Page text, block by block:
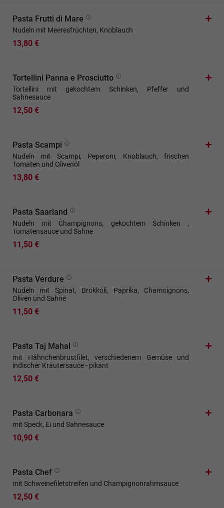
Pasta Frutti di Mare
Nudeln mit Meeresfrüchten, Knoblauch
13,80 €
Tortellini Panna e Prosciutto
Tortellini mit gekochtem Schinken, Pfeffer und
Sahnesauce
12,50 €
Pasta Scampi
Nudeln mit Scampi, Peperoni, Knoblauch, frischen
Tomaten und Olivenöl
13,80 €
Pasta Saarland
Nudeln mit Champignons, gekochtem Schinken ,
Tomatensauce und Sahne
11,50 €
Pasta Verdure
Nudeln mit Spinat, Brokkoli, Paprika, Chamoignons,
Oliven und Sahne
11,50 €
Pasta Taj Mahal
mit Hähnchenbrustfilet, verschiedenem Gemüse und
indischer Kräutersauce - pikant
12,50 €
Pasta Carbonara
mit Speck, Ei und Sahnesauce
10,90 €
Pasta Chef
mit Schweinefiletstreifen und Champignonrahmsauce
12,50 €